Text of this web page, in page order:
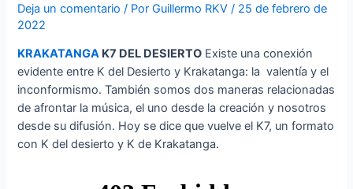
Deja un comentario / PorGuillermo RKV/ 25 de febrero de
2022
KRAKATANGA K7 DEL DESIERTO Existe una conexión
evidente entre K del Desierto y Krakatanga: la valentía y el
inconformismo. También somos dos maneras relacionadas
de afrontar la música, el uno desde la creación y nosotros
desde su difusión. Hoy se dice que vuelve el K7, un formato
con K del desierto y K de Krakatanga.